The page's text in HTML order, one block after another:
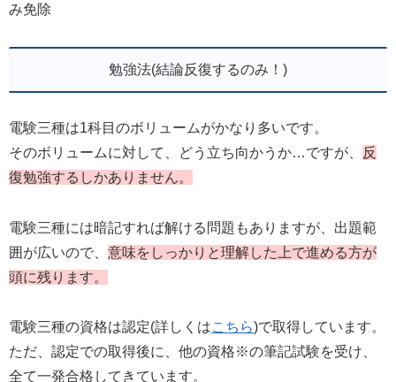
み免除
勉強法(結論反復するのみ！)
電験三種は1科目のボリュームがかなり多いです。
そのボリュームに対して、どう立ち向かうか…ですが、
反
復勉強するしかありません。
電験三種には暗記すれば解ける問題もありますが、出題範
囲が広いので、 意味をしっかりと理解した上で進める方が
頭に残ります。
電験三種の資格は認定(詳しくはこちら)で取得しています。
ただ、認定での取得後に、他の資格※の筆記試験を受け、
全て一発合格してきています。